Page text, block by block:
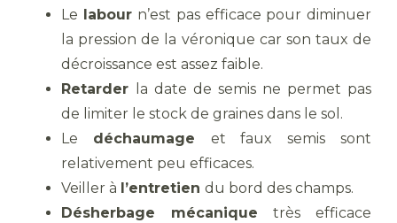
Le
labour n’est pas efficace pour diminuer
la pression de la véronique car son taux de
décroissance est assez faible.
Retarder
la date de semis ne permet pas
de limiter le stock de graines dans le sol.
Le déchaumage et faux semis sont
relativement peu efficaces.
Veiller à l’entretien du bord des champs.
Désherbage mécaniquetrès efficace